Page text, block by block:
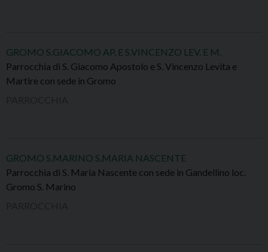
GROMO S.GIACOMO AP. E S.VINCENZO LEV. E M.
Parrocchia di S. Giacomo Apostolo e S. Vincenzo Levita e
Martire con sede in Gromo
GROMO S.MARINO S.MARIA NASCENTE
Parrocchia di S. Maria Nascente con sede in Gandellino loc.
Gromo S. Marino